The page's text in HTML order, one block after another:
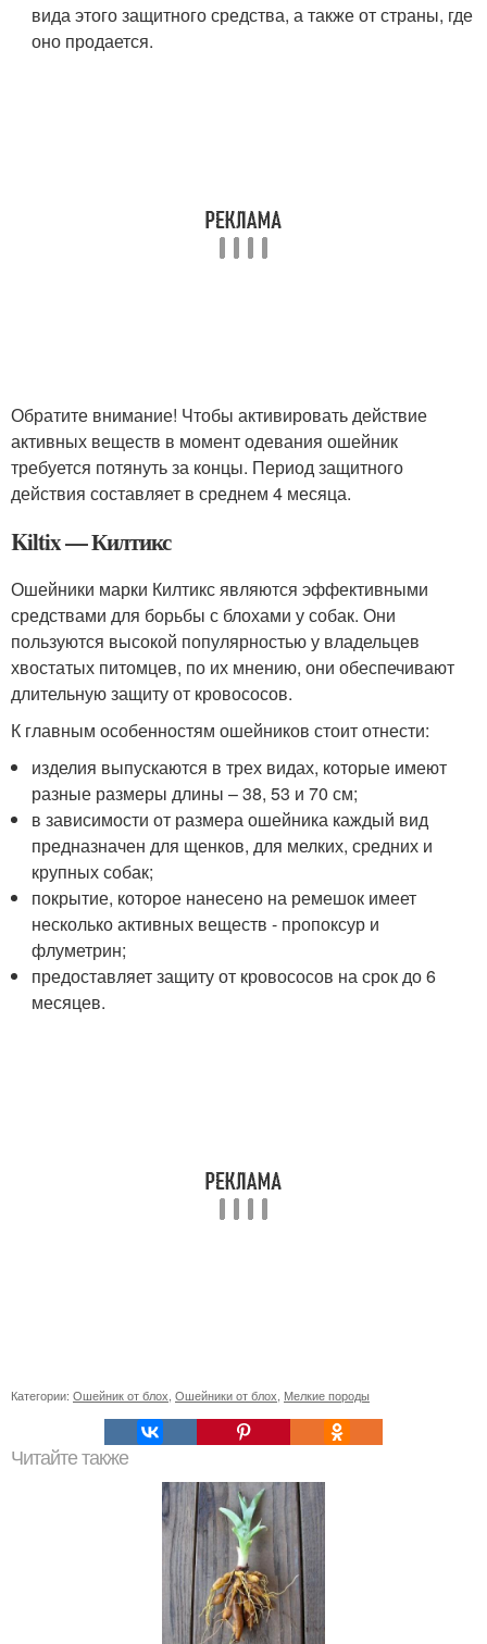
вида этого защитного средства, а также от страны, где
оно продается.
Обратите внимание! Чтобы активировать действие
активных веществ в момент одевания ошейник
требуется потянуть за концы. Период защитного
действия составляет в среднем 4 месяца.
Kiltix — Килтикс
Ошейники марки Килтикс являются эффективными
средствами для борьбы с блохами у собак. Они
пользуются высокой популярностью у владельцев
хвостатых питомцев, по их мнению, они обеспечивают
длительную защиту от кровососов.
К главным особенностям ошейников стоит отнести:
изделия выпускаются в трех видах, которые имеют
разные размеры длины – 38, 53 и 70 см;
в зависимости от размера ошейника каждый вид
предназначен для щенков, для мелких, средних и
крупных собак;
покрытие, которое нанесено на ремешок имеет
несколько активных веществ - пропоксур и
флуметрин;
предоставляет защиту от кровососов на срок до 6
месяцев.
Категории: Ошейник от блох Ошейники от блох Мелкие породы
Читайте также